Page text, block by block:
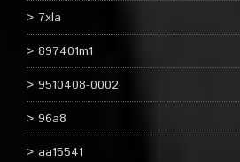
7xla
897401m1
9510408-0002
96a8
aa15541